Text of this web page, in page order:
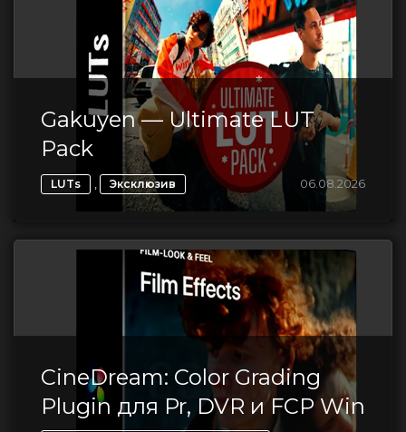
Gakuyen — Ultimate LUT
Pack
LUTs , Эксклюзив 06.08.2026
CineDream: Color Grading
Plugin для Pr, DVR и FCP Win